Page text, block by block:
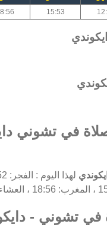
15:53
في تشوني
في تشوني -